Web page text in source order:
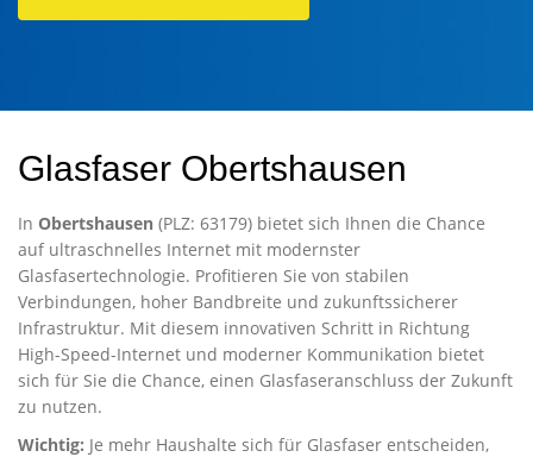
Glasfaser Obertshausen
In Obertshausen (PLZ: 63179) bietet sich Ihnen die Chance
auf ultraschnelles Internet mit modernster
Glasfasertechnologie. Profitieren Sie von stabilen
Verbindungen, hoher Bandbreite und zukunftssicherer
Infrastruktur. Mit diesem innovativen Schritt in Richtung
High-Speed-Internet und moderner Kommunikation bietet
sich für Sie die Chance, einen Glasfaseranschluss der Zukunft
zu nutzen.
Wichtig: Je mehr Haushalte sich für Glasfaser entscheiden,